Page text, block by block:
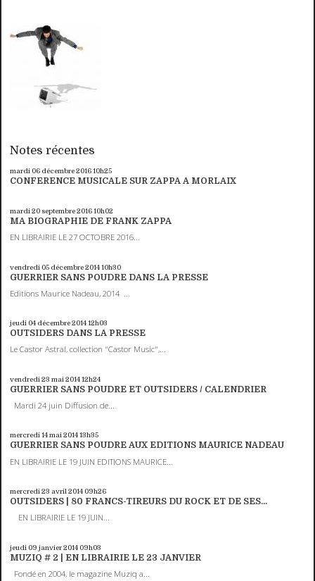
Notes récentes
mardi 06 décembre 201610h25
CONFERENCE MUSICALE SUR ZAPPA A MORLAIX
mardi 20 septembre 201610h02
MA BIOGRAPHIE DE FRANK ZAPPA
EN LIBRAIRIE LE 27 OCTOBRE 2016...
vendredi 05 décembre 201410h30
GUERRIER SANS POUDRE DANS LA PRESSE
Editions Maurice Nadeau, 2014 ...
jeudi 04 décembre 201412h03
OUTSIDERS DANS LA PRESSE
Le Castor Astral, collection "Castor Music",...
vendredi 23 mai 201412h24
GUERRIER SANS POUDRE ET OUTSIDERS / CALENDRIER
Mardi 24 juin Diffusion de...
mercredi 14mai 201413h35
GUERRIER SANS POUDRE AUX EDITIONS MAURICE NADEAU
EN LIBRAIRIE LE 19 JUIN EDITIONS MAURICE...
mercredi 23 avril 2014 09h26
OUTSIDERS | 80 FRANCS-TIREURS DU ROCK ET DE SES...
EN LIBRAIRIE LE 19 JUIN...
jeudi 09 janvier 2014 09h03
MUZIQ # 2 | EN LIBRAIRIE LE 23 JANVIER
Fondé en 2004, le magazine Muziq a...